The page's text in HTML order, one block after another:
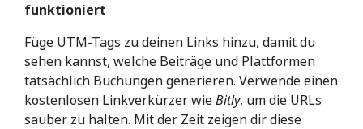
funktioniert
Füge UTM-Tags zu deinen Links hinzu, damit du
sehen kannst, welche Beiträge und Plattformen
tatsächlich Buchungen generieren. Verwende einen
kostenlosen Linkverkürzer wieBitly, um die URLs
sauber zu halten. Mit der Zeit zeigen dir diese